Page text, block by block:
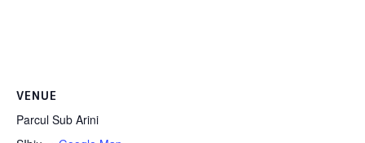
VENUE
Parcul Sub Arini